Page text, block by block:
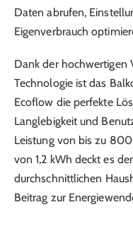
Daten abrufen,
Eigenverbrauch
Dank der hochwertigen
Technologie ist das
Ecoflow die perfekte
Langlebigkeit und
Leistung von bis zu
von 1,2 kWh deckt es
durchschnittlichen
Beitrag zur